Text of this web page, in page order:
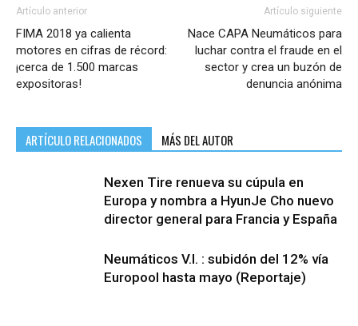
Artículo anterior
FIMA 2018 ya calienta
motores en cifras de récord:
¡cerca de 1.500 marcas
expositoras!
Artículo siguiente
Nace CAPA Neumáticos para
luchar contra el fraude en el
sector y crea un buzón de
denuncia anónima
ARTÍCULO RELACIONADOS MÁS DEL AUTOR
Nexen Tire renueva su cúpula en
Europa y nombra a HyunJe Cho nuevo
director general para Francia y España
Neumáticos V.I. : subidón del 12% vía
Europool hasta mayo (Reportaje)